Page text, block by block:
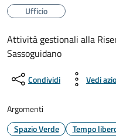
Ufficio
Attività gestionali alla
Sassoguidano
Condividi Vedi
Argomenti
Spazio Verde
Tempo